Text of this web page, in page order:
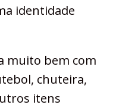
identidade
muito bem com
chuteira,
itens